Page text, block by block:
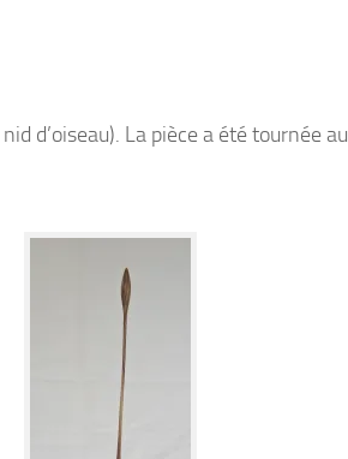
d’oiseau). La pièce a été tournée au